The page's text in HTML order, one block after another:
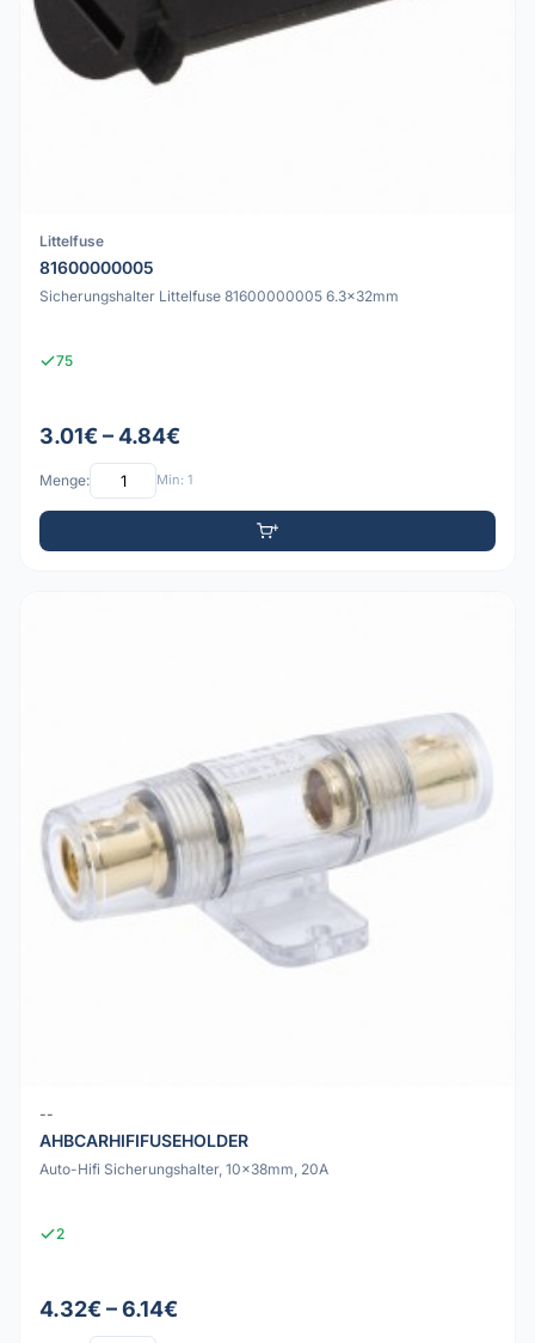
Littelfuse
81600000005
Sicherungshalter Littelfuse 81600000005 6.3x32mm
75
3.01€ – 4.84€
Menge: Min: 1
--
AHBCARHIFIFUSEHOLDER
Auto-Hifi Sicherungshalter, 10x38mm, 20A
2
4.32€ – 6.14€